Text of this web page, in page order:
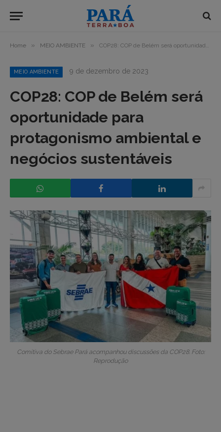
Home » MEIO AMBIENTE » COP28: COP de Belém será oportunidade para protagonismo ambiental e negócios sustentáveis
MEIO AMBIENTE 9 de dezembro de 2023
COP28: COP de Belém será
oportunidade para
protagonismo ambiental e
negócios sustentáveis
Comitiva do Sebrae Pará acompanhou discussões da COP28. Foto:
Reprodução